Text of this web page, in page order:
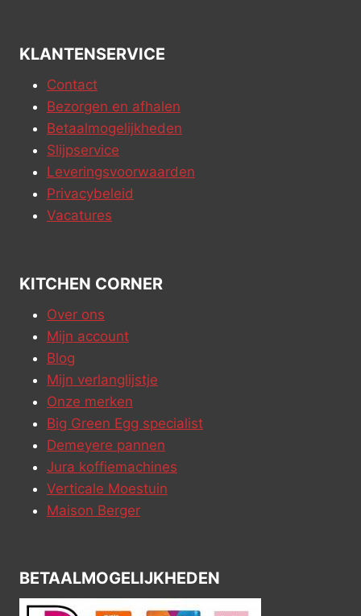
KLANTENSERVICE
Contact
Bezorgen en afhalen
Betaalmogelijkheden
Slijpservice
Leveringsvoorwaarden
Privacybeleid
Vacatures
KITCHEN CORNER
Over ons
Mijn account
Blog
Mijn verlanglijstje
Onze merken
Big Green Egg specialist
Demeyere pannen
Jura koffiemachines
Verticale Moestuin
Maison Berger
BETAALMOGELIJKHEDEN